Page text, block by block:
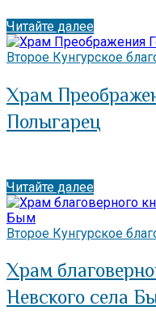
Читайте далее
Второе Кунгурское
Храм
Полыгарец
Читайте далее
Второе Кунгурское
Храм
Невского села